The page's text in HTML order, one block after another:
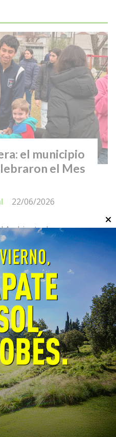
el municipio
el Mes
22/06/2026
Ambiente, la
Baldissera llevó
con las
de la localidad
ambiental.